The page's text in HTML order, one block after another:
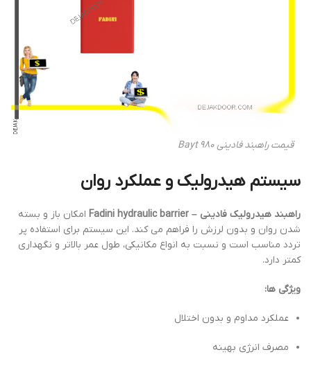
قیمت راهبند فادینی Bayt 980
سیستم هیدرولیک و عملکرد روان
راهبند هیدرولیک فادینی – Fadini hydraulic barrier
امکان باز و بسته
شدن روان و بدون لرزش را فراهم می کند. این سیستم برای استفاده پر
تردد مناسب است و نسبت به انواع مکانیکی، طول عمر بالاتر و نگهداری
کمتر دارد.
ویژگی ها:
عملکرد مداوم و بدون اختلال
مصرف انرژی بهینه